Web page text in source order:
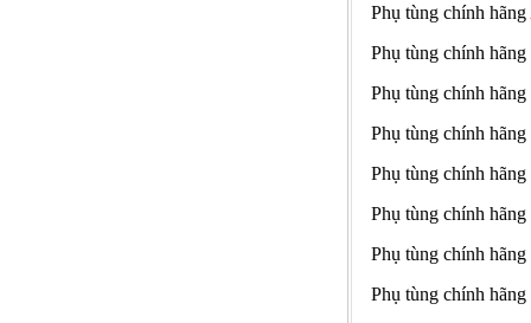
Phụ tùng chính hãng
Phụ tùng chính hãng
Phụ tùng chính hãng
Phụ tùng chính hãng
Phụ tùng chính hãng
Phụ tùng chính hãng
Phụ tùng chính hãng
Phụ tùng chính hãng